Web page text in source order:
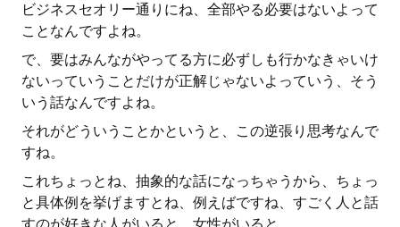
ビジネスセオリー通りにね、全部やる必要はないよって
ことなんですよね。
で、要はみんながやってる方に必ずしも行かなきゃいけ
ないっていうことだけが正解じゃないよっていう、そう
いう話なんですよね。
それがどういうことかというと、この逆張り思考なんで
すね。
これちょっとね、抽象的な話になっちゃうから、ちょっ
と具体例を挙げますとね、例えばですね、すごく人と話